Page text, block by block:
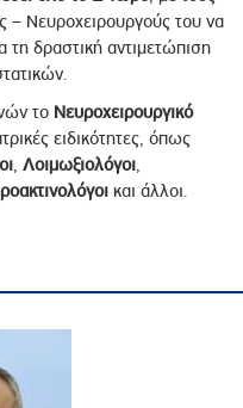
– Νευροχειρουργούς του να
τη δραστική αντιμετώπιση
το Νευροχειρουργικό
ειδικότητες, όπως
, Λοιμωξιολόγοι,
και άλλοι.